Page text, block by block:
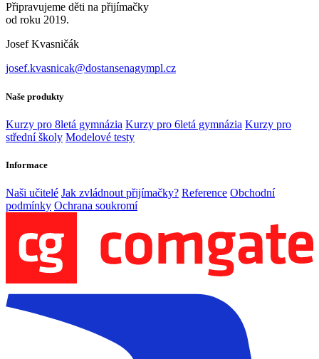
Připravujeme děti na přijímačky
od roku 2019.
Josef Kvasničák
josef.kvasnicak@dostansenagympl.cz
Naše produkty
Kurzy pro 8letá gymnázia Kurzy pro 6letá gymnázia Kurzy pro
střední školy Modelové testy
Informace
Naši učitelé Jak zvládnout přijímačky? Reference Obchodní
podmínky Ochrana soukromí